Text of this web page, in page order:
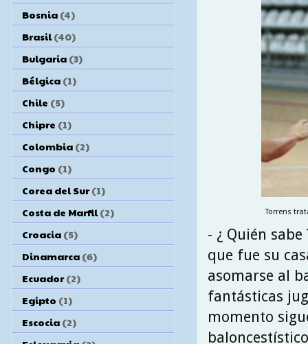
Torrens
- ¿ Quién
que fue su
asomarse al
fantásticas
momento
Bosnia (4)
Brasil (40)
Bulgaria (3)
Bélgica (1)
Chile (5)
Chipre (1)
Colombia (2)
Congo (1)
Corea del Sur (1)
Costa de Marfil (2)
Croacia (5)
Dinamarca (6)
Ecuador (2)
Egipto (1)
Escocia (2)